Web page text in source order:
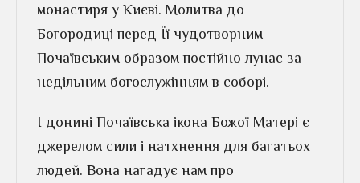
монастиря у Києві. Молитва до
Богородиці перед Її чудотворним
Почаївським образом постійно лунає за
недільним богослужінням в соборі.
І донині Почаївська ікона Божої Матері є
джерелом сили і натхнення для багатьох
людей. Вона нагадує нам про